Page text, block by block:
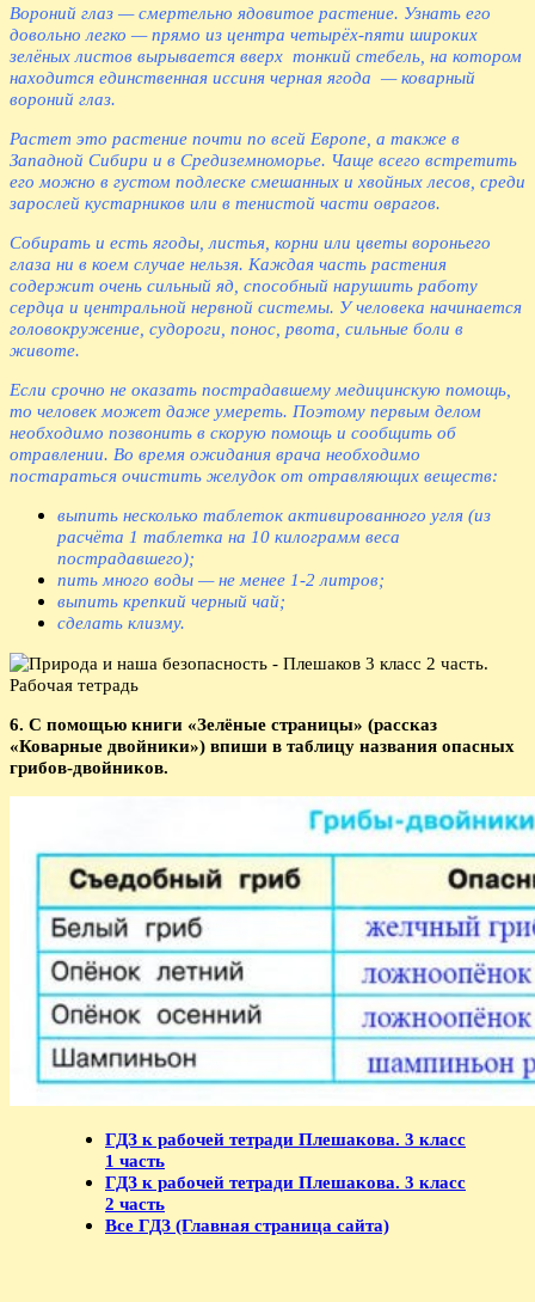
Вороний глаз — смертельно ядовитое растение. Узнать его
довольно легко — прямо из центра четырёх-пяти широких
зелёных листов вырывается вверх тонкий стебель, на котором
находится единственная иссиня черная ягода — коварный
вороний глаз.
Растет это растение почти по всей Европе, а также в
Западной Сибири и в Средиземноморье. Чаще всего встретить
его можно в густом подлеске смешанных и хвойных лесов, среди
зарослей кустарников или в тенистой части оврагов.
Собирать и есть ягоды, листья, корни или цветы вороньего
глаза ни в коем случае нельзя. Каждая часть растения
содержит очень сильный яд, способный нарушить работу
сердца и центральной нервной системы. У человека начинается
головокружение, судороги, понос, рвота, сильные боли в
животе.
Если срочно не оказать пострадавшему медицинскую помощь,
то человек может даже умереть. Поэтому первым делом
необходимо позвонить в скорую помощь и сообщить об
отравлении. Во время ожидания врача необходимо
постараться очистить желудок от отравляющих веществ:
выпить несколько таблеток активированного угля (из
расчёта 1 таблетка на 10 килограмм веса
пострадавшего);
пить много воды — не менее 1-2 литров;
выпить крепкий черный чай;
сделать клизму.
6. С помощью книги «Зелёные страницы» (рассказ
«Коварные двойники») впиши в таблицу названия опасных
грибов-двойников.
ГДЗ к рабочей тетради Плешакова. 3 класс
1 часть
ГДЗ к рабочей тетради Плешакова. 3 класс
2 часть
Все ГДЗ (Главная страница сайта)